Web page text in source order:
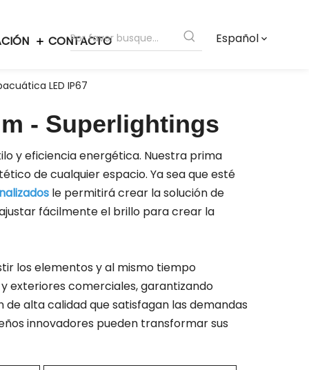
CONTACTO Español
LED IP67
- Superlightings
y eficiencia energética. Nuestra prima
de cualquier espacio. Ya sea que esté
le permitirá crear la solución de
fácilmente el brillo para crear la
los elementos y al mismo tiempo
exteriores comerciales, garantizando
alta calidad que satisfagan las demandas
innovadores pueden transformar sus